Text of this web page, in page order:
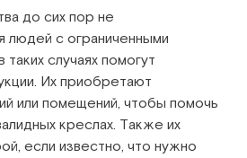
до сих пор не
людей с ограниченными
случаях помогут
Их приобретают
или помещений, чтобы помочь
креслах. Также их
если известно, что нужно